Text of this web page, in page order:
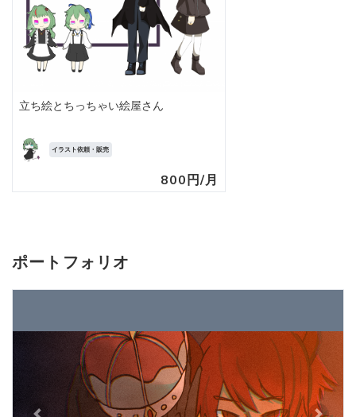
立ち絵とちっちゃい絵屋さん
イラスト依頼・販売
800円/月
ポートフォリオ